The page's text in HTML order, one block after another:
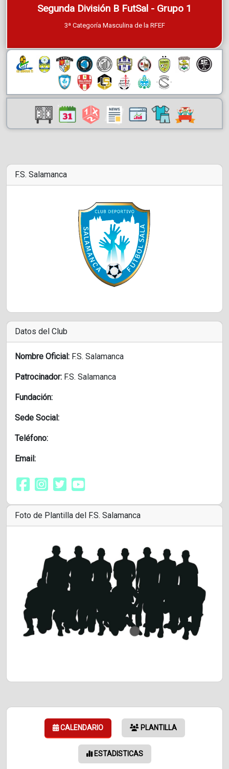
Segunda División B FutSal - Grupo 1
3ª Categoría Masculina de la RFEF
F.S. Salamanca
Datos del Club
Nombre Oficial: F.S. Salamanca
Patrocinador: F.S. Salamanca
Fundación:
Sede Social:
Teléfono:
Email:
Foto de Plantilla del F.S. Salamanca
CALENDARIO PLANTILLA
ESTADISTICAS